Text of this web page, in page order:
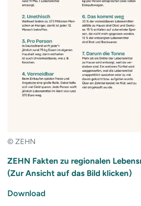
© ZEHN
ZEHN Fakten zu regionalen
(Zur Ansicht auf das Bild klicken)
Download